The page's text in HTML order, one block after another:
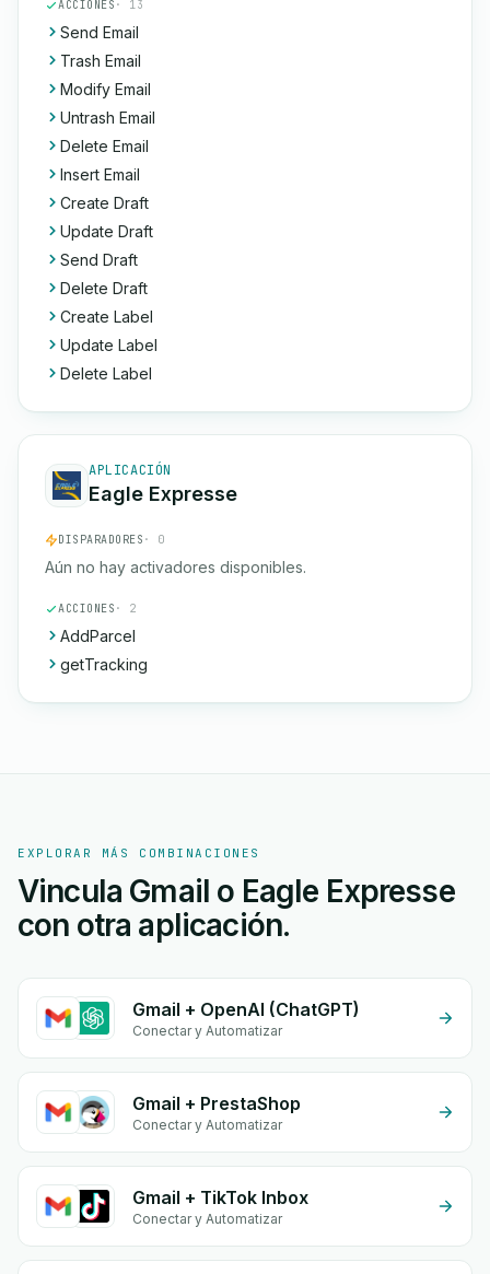
ACCIONES · 13
Send Email
Trash Email
Modify Email
Untrash Email
Delete Email
Insert Email
Create Draft
Update Draft
Send Draft
Delete Draft
Create Label
Update Label
Delete Label
APLICACIÓN
Eagle Expresse
DISPARADORES · 0
Aún no hay activadores disponibles.
ACCIONES · 2
AddParcel
getTracking
EXPLORAR MÁS COMBINACIONES
Vincula Gmail o Eagle Expresse
con otra aplicación.
Gmail + OpenAI (ChatGPT)
Conectar y Automatizar
Gmail + PrestaShop
Conectar y Automatizar
Gmail + TikTok Inbox
Conectar y Automatizar